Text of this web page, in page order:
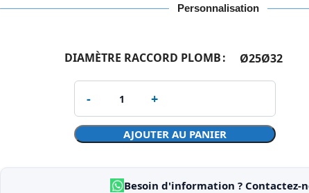
Personnalisation
DIAMÈTRE RACCORD PLOMB Ø25Ø32
AJOUTER AU PANIER
Besoin d'information ? Contactez-